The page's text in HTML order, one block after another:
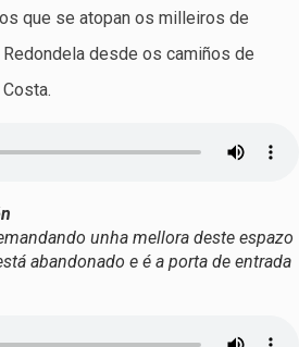
que se atopan os milleiros de
desde os camiños de
unha mellora deste espazo
abandonado e é a porta de entrada